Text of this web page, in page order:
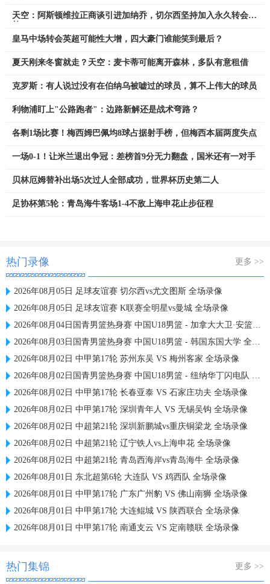
天空：阿斯顿维拉正商谈引进加纳乔，切尔西坚持加入永久转会条
皇马中场转会英超可能性大增，四大豪门谁能笑到最后？
夏天刚来冬窗就走？天空：麦卡蒂可能离开森林，多队有意租借
克罗斯：有人说过没有在伯纳乌被嘘过的球员，算不上伟大的球员
利物浦盯上"公路跑者"：边路新解还是战术弯路？
各剩1场比赛！梅西姆巴佩均8球占据射手榜，但梅西本届两度失点
一场0-1！让米兰退出争冠：差榜首9分无力翻盘，国米还有一对手
贝林厄姆替补出场5次过人全部成功，世界杯历史第二人
足协杯第5轮：青岛海牛客场1-4不敌上海申花止步征程
热门录像 更多 >>
2026年08月05日 足球友谊赛 切尔西vs尤文图斯 全场录像
2026年08月05日 足球友谊赛 K联赛全明星vs曼城 全场录像
2026年08月04日国青男篮热身赛 中国U18男篮 - 加拿大大卫·安篮球学院 全场录像
2026年08月03日国青男篮热身赛 中国U18男篮 - 韩国东国大学 全场录像
2026年08月02日 中甲第17轮 苏州东吴 VS 梅州客家 全场录像
2026年08月02日国青男篮热身赛 中国U18男篮 - 纽纳华丁闪电队 全场录像
2026年08月02日 中甲第17轮 长春亚泰 VS 石家庄功夫 全场录像
2026年08月02日 中甲第17轮 深圳青年人 VS 无锡吴钩 全场录像
2026年08月02日 中超第21轮 深圳新鹏城vs重庆铜梁龙 全场录像
2026年08月02日 中超第21轮 辽宁铁人vs上海申花 全场录像
2026年08月02日 中超第21轮 青岛西海岸vs青岛海牛 全场录像
2026年08月01日 东北超第6轮 大连队 VS 鸡西队 全场录像
2026年08月01日 中甲第17轮 广东广州豹 VS 佛山南狮 全场录像
2026年08月01日 中甲第17轮 大连鲲城 VS 陕西联合 全场录像
2026年08月01日 中甲第17轮 南通支云 VS 定南赣联 全场录像
热门集锦 更多 >>